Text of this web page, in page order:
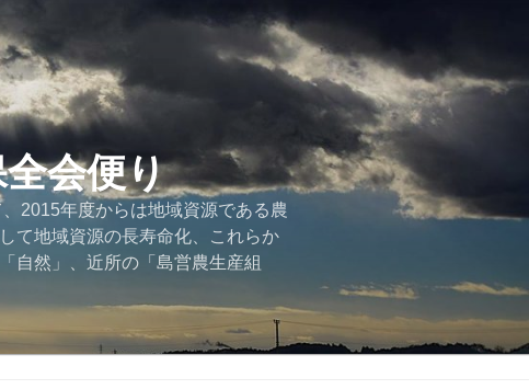
会便り
2015年度からは地域資源である農
て地域資源の長寿命化、これらか
自然」、近所の「島営農生産組